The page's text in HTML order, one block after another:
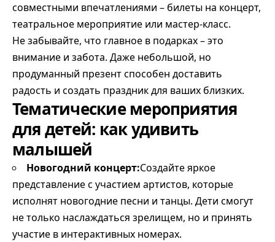
совместными впечатлениями – билеты на концерт,
театральное мероприятие или мастер-класс.
Не забывайте, что главное в подарках – это
внимание и забота. Даже небольшой, но
продуманный презент способен доставить
радость и создать праздник для ваших близких.
Тематические мероприятия
для детей: как удивить
малышей
Новогодний концерт:Создайте яркое
представление с участием артистов, которые
исполнят новогодние песни и танцы. Дети смогут
не только наслаждаться зрелищем, но и принять
участие в интерактивных номерах.